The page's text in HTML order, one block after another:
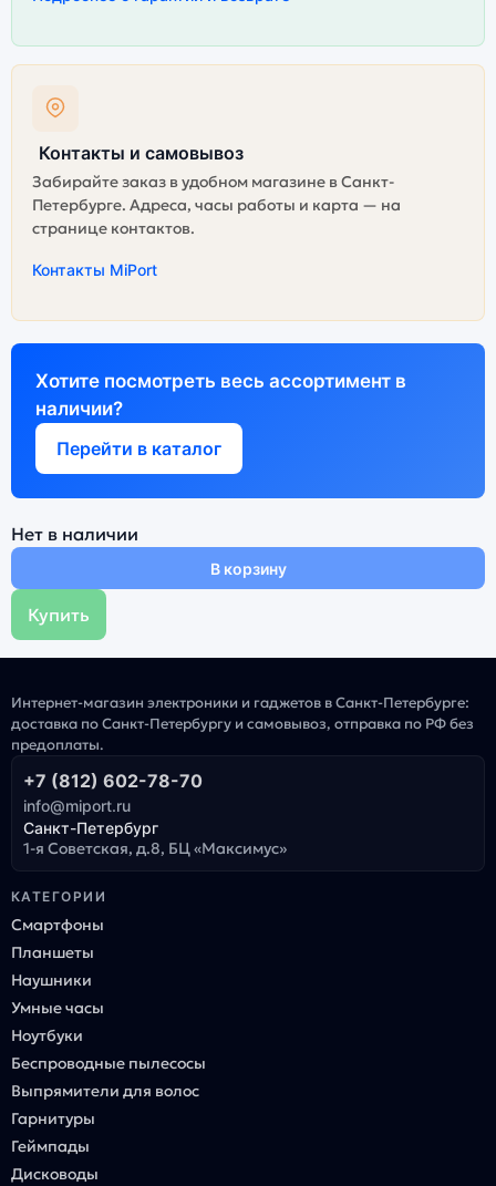
Контакты и самовывоз
Забирайте заказ в удобном магазине в Санкт-
Петербурге. Адреса, часы работы и карта — на
странице контактов.
Контакты MiPort
Хотите посмотреть весь ассортимент в
наличии?
Перейти в каталог
Нет в наличии
В корзину
Купить
Интернет-магазин электроники и гаджетов в Санкт-Петербурге:
доставка по Санкт-Петербургу и самовывоз, отправка по РФ без
предоплаты.
+7 (812) 602-78-70
info@miport.ru
Санкт-Петербург
1-я Советская, д.8, БЦ «Максимус»
КАТЕГОРИИ
Смартфоны
Планшеты
Наушники
Умные часы
Ноутбуки
Беспроводные пылесосы
Выпрямители для волос
Гарнитуры
Геймпады
Дисководы